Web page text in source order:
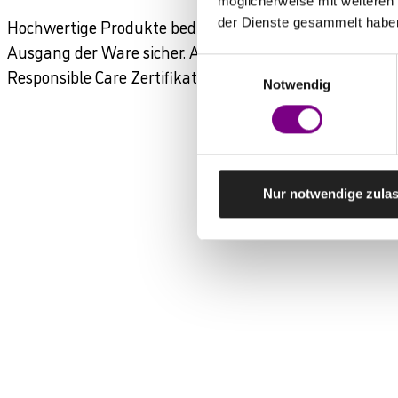
der Dienste gesammelt
Notwendig
Nur notwendige
Hochwertige Produkte bedürfen einer strengen
Ausgang der Ware sicher. AvenariusAgro produziert
Responsible Care Zertifikat ausgezeichnet.